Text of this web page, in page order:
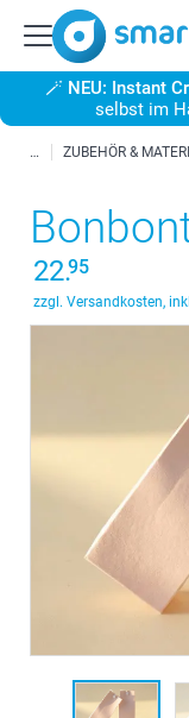
🪄 NEU: Instant
selbst im
ZUBEHÖR &
22.95
zzgl. Versandkosten,